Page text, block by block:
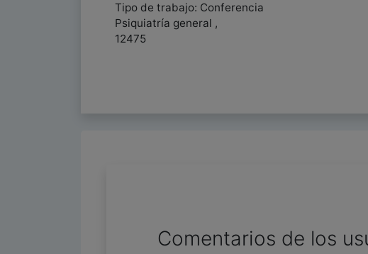
Tipo de trabajo: Conferencia
Psiquiatría general ,
12475
Comentarios de los